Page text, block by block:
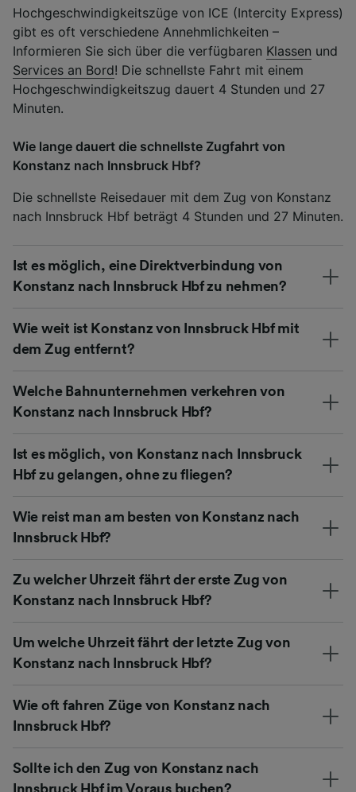
Hochgeschwindigkeitszüge von ICE (Intercity Express)
gibt es oft verschiedene Annehmlichkeiten –
Informieren Sie sich über die verfügbaren Klassen und
Services an Bord! Die schnellste Fahrt mit einem
Hochgeschwindigkeitszug dauert 4 Stunden und 27
Minuten.
Wie lange dauert die schnellste Zugfahrt von
Konstanz nach Innsbruck Hbf?
Die schnellste Reisedauer mit dem Zug von Konstanz
nach Innsbruck Hbf beträgt 4 Stunden und 27 Minuten.
Ist es möglich, eine Direktverbindung von
Konstanz nach Innsbruck Hbf zu nehmen?
Wie weit ist Konstanz von Innsbruck Hbf mit
dem Zug entfernt?
Welche Bahnunternehmen verkehren von
Konstanz nach Innsbruck Hbf?
Ist es möglich, von Konstanz nach Innsbruck
Hbf zu gelangen, ohne zu fliegen?
Wie reist man am besten von Konstanz nach
Innsbruck Hbf?
Zu welcher Uhrzeit fährt der erste Zug von
Konstanz nach Innsbruck Hbf?
Um welche Uhrzeit fährt der letzte Zug von
Konstanz nach Innsbruck Hbf?
Wie oft fahren Züge von Konstanz nach
Innsbruck Hbf?
Sollte ich den Zug von Konstanz nach
Innsbruck Hbf im Voraus buchen?